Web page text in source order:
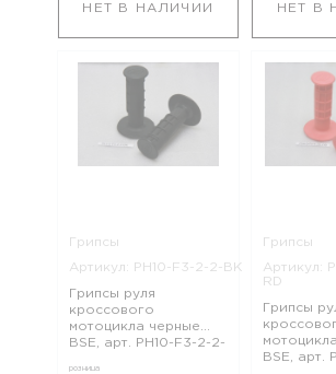
НЕТ В НАЛИЧИИ НЕТ В
Грипсы
Артикул: PH10-F3-2-2-BK
Грипсы руля
кроссового
мотоцикла черные
BSE, арт. PH10-F3-2-2-
розница
Грипсы
Артикул:
RD
Грипсы
BSE, арт.